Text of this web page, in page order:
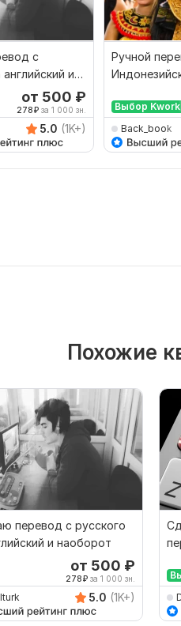
с
и
от 500 ₽
278₽ за 1 000 зн.
5.0 (1K+)
Ручной
Русский и
Выбор Kwork
Back_book
Похожие
перевод с русского
и наоборот
от 500 ₽
278₽ за 1 000 зн.
5.0 (1K+)